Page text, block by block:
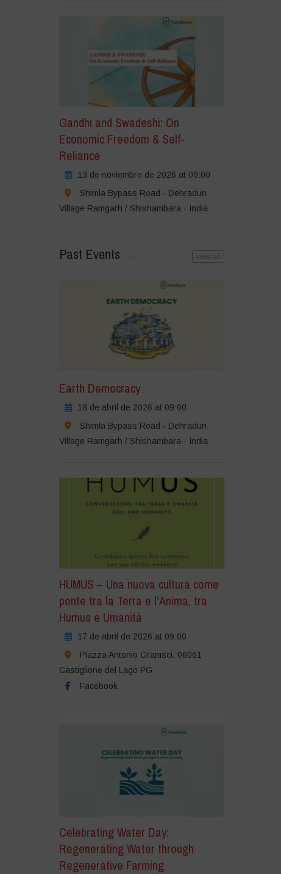
Gandhi and Swadeshi: On
Economic Freedom & Self-
Reliance
13 de noviembre de 2026 at 09:00
Shimla Bypass Road - Dehradun
Village Ramgarh / Shishambara - India
Past Events view all
Earth Democracy
18 de abril de 2026 at 09:00
Shimla Bypass Road - Dehradun
Village Ramgarh / Shishambara - India
HUMUS – Una nuova cultura come
ponte tra la Terra e l’Anima, tra
Humus e Umanità
17 de abril de 2026 at 09:00
Piazza Antonio Gramsci, 06061
Castiglione del Lago PG
Facebook
Celebrating Water Day:
Regenerating Water through
Regenerative Farming